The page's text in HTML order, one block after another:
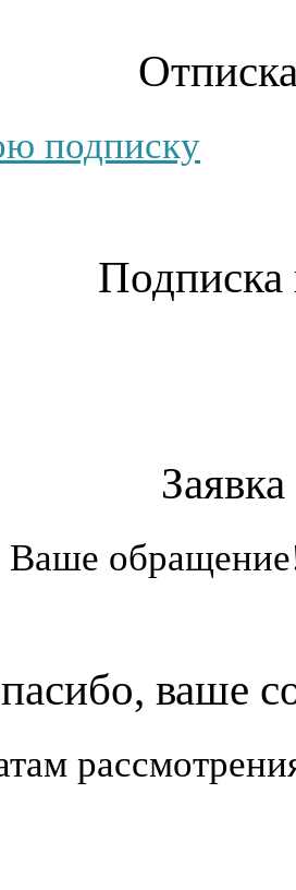
подписку
Подписка
Ваше
ваше